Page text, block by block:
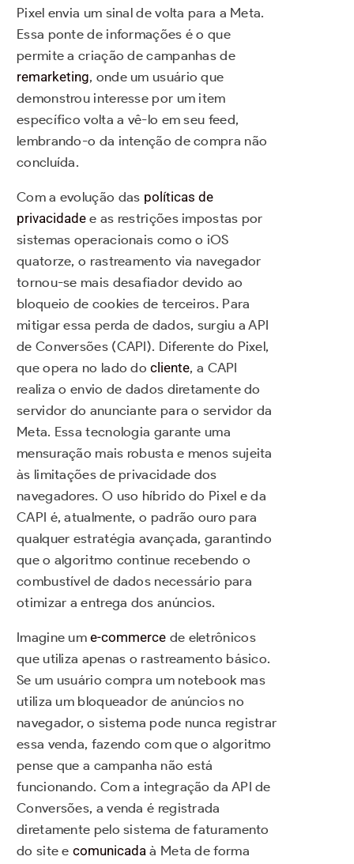
Pixel envia um sinal de volta para a Meta.
Essa ponte de informações é o que
permite a criação de campanhas de
remarketing, onde um usuário que
demonstrou interesse por um item
específico volta a vê-lo em seu feed,
lembrando-o da intenção de compra não
concluída.
Com a evolução das políticas de
privacidade e as restrições impostas por
sistemas operacionais como o iOS
quatorze, o rastreamento via navegador
tornou-se mais desafiador devido ao
bloqueio de cookies de terceiros. Para
mitigar essa perda de dados, surgiu a API
de Conversões (CAPI). Diferente do Pixel,
que opera no lado docliente, a CAPI
realiza o envio de dados diretamente do
servidor do anunciante para o servidor da
Meta. Essa tecnologia garante uma
mensuração mais robusta e menos sujeita
às limitações de privacidade dos
navegadores. O uso híbrido do Pixel e da
CAPI é, atualmente, o padrão ouro para
qualquer estratégia avançada, garantindo
que o algoritmo continue recebendo o
combustível de dados necessário para
otimizar a entrega dos anúncios.
Imagine ume-commerce de eletrônicos
que utiliza apenas o rastreamento básico.
Se um usuário compra um notebook mas
utiliza um bloqueador de anúncios no
navegador, o sistema pode nunca registrar
essa venda, fazendo com que o algoritmo
pense que a campanha não está
funcionando. Com a integração da API de
Conversões, a venda é registrada
diretamente pelo sistema de faturamento
do site e comunicada à Meta de forma